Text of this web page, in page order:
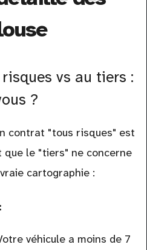
vs au tiers :
?
contrat "tous risques" est
le "tiers" ne concerne
cartographie :
véhicule a moins de 7